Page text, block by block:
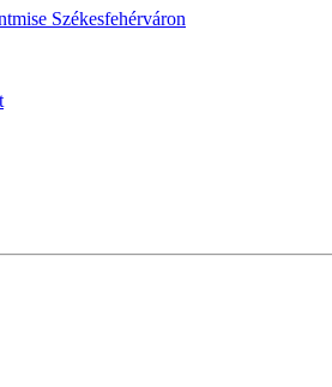
Székesfehérváron